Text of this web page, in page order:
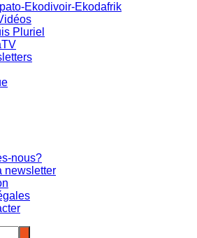
Ekodivoir-Ekodafrik
Pluriel
nous?
newsletter